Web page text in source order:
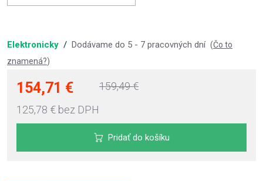
Elektronicky / Dodávame do 5 - 7 pracovných dní (Čo to
znamená?)
154,71 €
125,78 € bez DPH
159,49 €
Pridať do košíku